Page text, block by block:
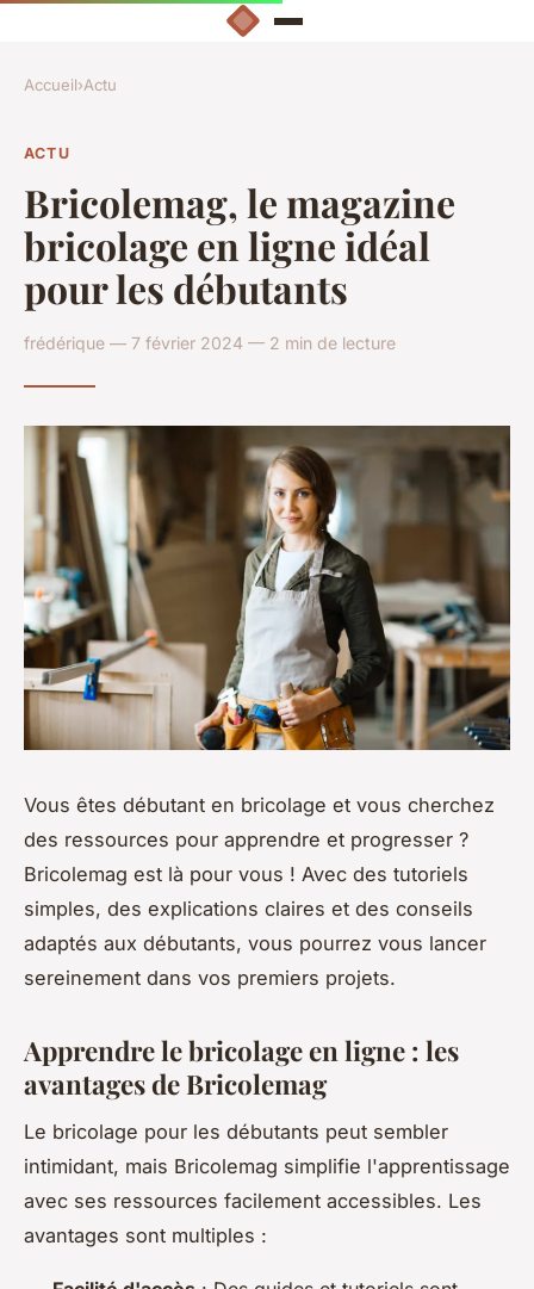
Accueil›Actu
ACTU
Bricolemag, le magazine
bricolage en ligne idéal
pour les débutants
frédérique — 7 février 2024 — 2 min de lecture
Vous êtes débutant en bricolage et vous cherchez
des ressources pour apprendre et progresser ?
Bricolemag est là pour vous ! Avec des tutoriels
simples, des explications claires et des conseils
adaptés aux débutants, vous pourrez vous lancer
sereinement dans vos premiers projets.
Apprendre le bricolage en ligne : les
avantages de Bricolemag
Le bricolage pour les débutants peut sembler
intimidant, mais Bricolemag simplifie l'apprentissage
avec ses ressources facilement accessibles. Les
avantages sont multiples :